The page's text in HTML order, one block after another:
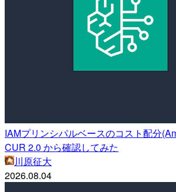
IAMプリンシパルベースのコスト配分
CUR 2.0 から確認してみた
川原征大
2026.08.04